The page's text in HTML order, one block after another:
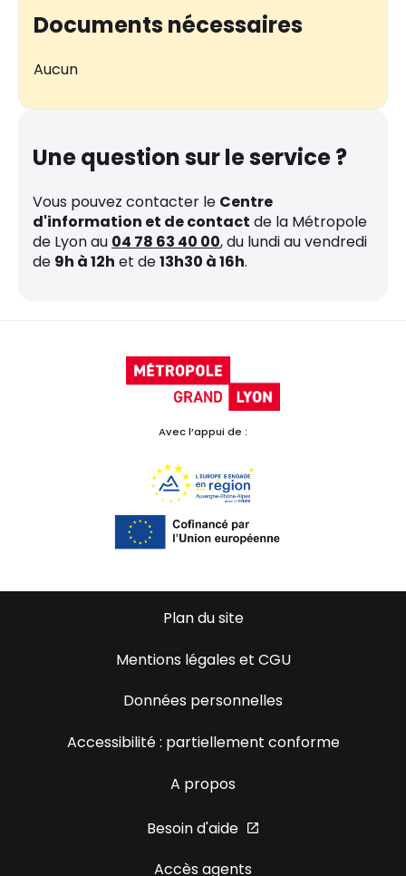
Documents nécessaires
Aucun
Une question sur le service ?
Vous pouvez contacter le Centre
d'information et de contact de la Métropole
de Lyon au 04 78 63 40 00, du lundi au vendredi
de 9h à 12h et de13h30 à 16h.
Avec l’appui de :
Plan du site
Mentions légales et CGU
Données personnelles
Accessibilité : partiellement conforme
A propos
Besoin d'aide
Accès agents